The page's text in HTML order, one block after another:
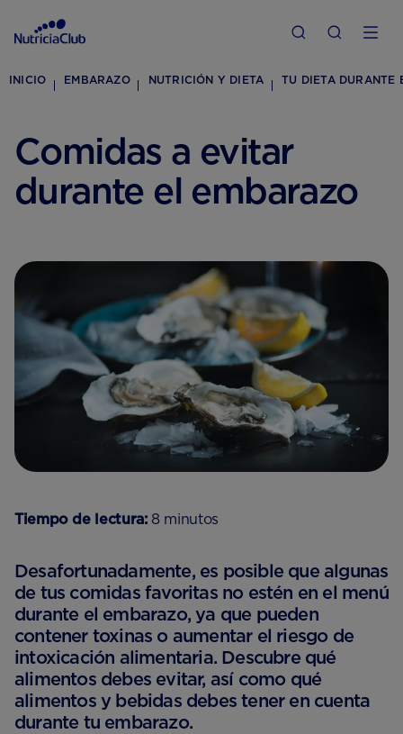
INICIO EMBARAZO NUTRICIÓN Y DIETA TU DIETA DURANTE
Comidas a evitar
durante el embarazo
Tiempo de lectura:8 minutos
Desafortunadamente, es posible que algunas
de tus comidas favoritas no estén en el menú
durante el embarazo, ya que pueden
contener toxinas o aumentar el riesgo de
intoxicación alimentaria. Descubre qué
alimentos debes evitar, así como qué
alimentos y bebidas debes tener en cuenta
durante tu embarazo.